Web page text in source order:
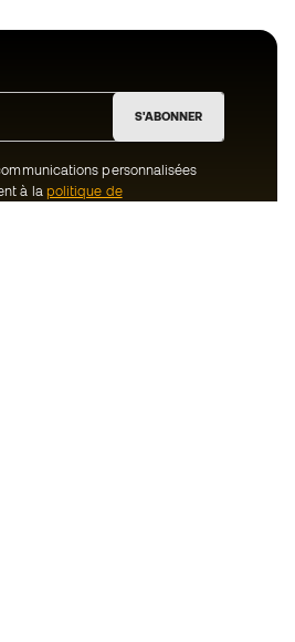
S'ABONNER
personnalisées
à la politique de